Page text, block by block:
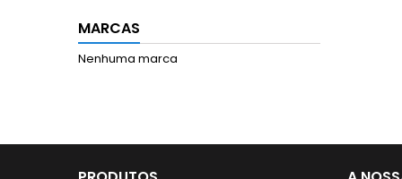
MARCAS
Nenhuma marca